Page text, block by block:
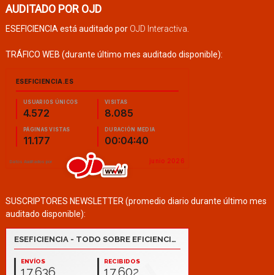
AUDITADO POR OJD
ESEFICIENCIA está auditado por OJD Interactiva
TRÁFICO WEB (durante último mes auditado disponible):
SUSCRIPTORES NEWSLETTER (promedio diario durante último mes
auditado disponible):